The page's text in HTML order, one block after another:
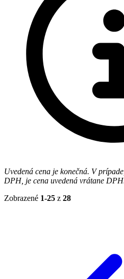
Uvedená cena je konečná. V
DPH, je cena uvedená vrátane
Zobrazené 1-25 z 28